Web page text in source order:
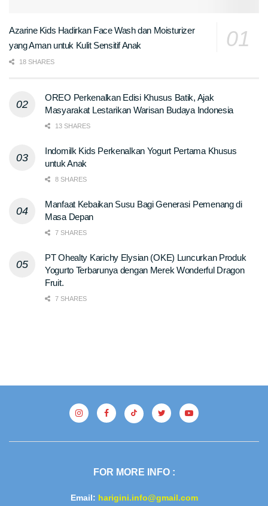
Azarine Kids Hadirkan Face Wash dan Moisturizer
yang Aman untuk Kulit Sensitif Anak
18 SHARES
OREO Perkenalkan Edisi Khusus Batik, Ajak
Masyarakat Lestarikan Warisan Budaya Indonesia
13 SHARES
Indomilk Kids Perkenalkan Yogurt Pertama Khusus
untuk Anak
8 SHARES
Manfaat Kebaikan Susu Bagi Generasi Pemenang di
Masa Depan
7 SHARES
PT Ohealty Karichy Elysian (OKE) Luncurkan Produk
Yogurto Terbarunya dengan Merek Wonderful Dragon
Fruit.
7 SHARES
FOR MORE INFO :
Email: harigini.info@gmail.com